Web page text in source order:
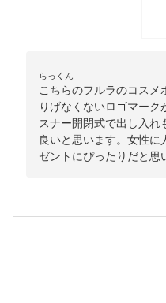
らっくん
こちらのフルラのコスメ
りげなくないロゴマー
スナー開閉式で出し入れ
良いと思います。女性に
ゼントにぴったりだと思